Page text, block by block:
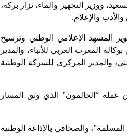
ووزير التجهيز والماء، نزار بركة،
والإعلام.
المشهد الإعلامي الوطني وترسيخ
المغرب العربي للأنباء، والمدير
والمدير المركزي للشركة الوطنية
عمله “الحالمون” الذي وثق المسار
والصحافي بالإذاعة الوطنية